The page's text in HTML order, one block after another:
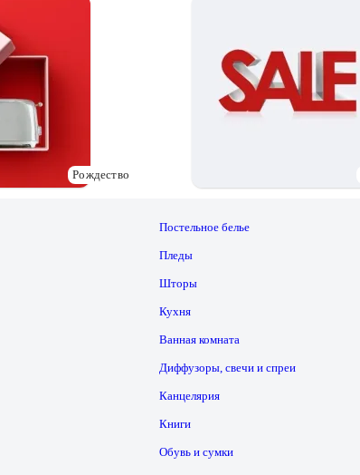
Рождество
Постельное белье
Пледы
Шторы
Кухня
Ванная комната
Диффузоры, свечи и спреи
Канцелярия
Книги
Обувь и сумки